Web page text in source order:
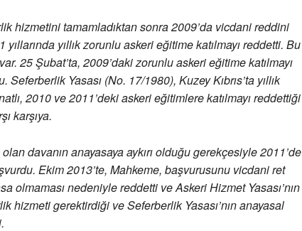
hizmetini tamamladıktan sonra 2009’da vicdani reddini
yıllık zorunlu askeri eğitime katılmayı reddetti. Bu
25 Şubat’ta, 2009’daki zorunlu askeri eğitime katılmayı
Yasası (No. 17/1980), Kuzey Kıbrıs’ta yıllık
2010 ve 2011’deki askeri eğitimlere katılmayı reddettiği
karşıya.
davanın anayasaya aykırı olduğu gerekçesiyle 2011’de
Ekim 2013’te, Mahkeme, başvurusunu vicdani ret
olmaması nedeniyle reddetti ve Askeri Hizmet Yasası’nın
hizmeti gerektirdiği ve Seferberlik Yasası’nın anayasal